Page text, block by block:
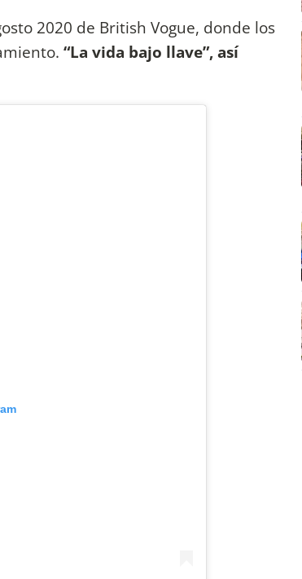
2020 de British Vogue, donde los
“La vida bajo llave”, así